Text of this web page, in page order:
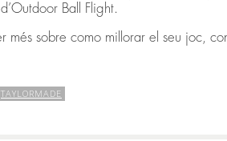
Ball Flight.
més sobre como millorar el seu joc,
TAYLORMADE